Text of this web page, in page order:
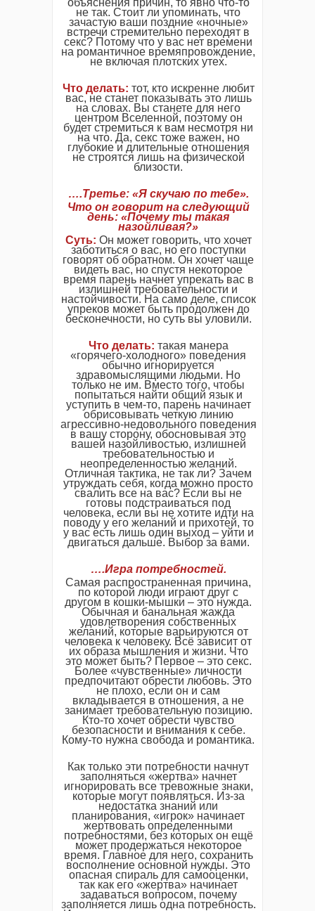
объяснения причин, то явно что-то
не так. Стоит ли упоминать, что
зачастую ваши поздние «ночные»
встречи стремительно переходят в
cекc? Потому что у вас нет времени
на романтичное времяпровождение,
не включая плотских утех.
Что делать: тот, кто искренне любит
вас, не станет показывать это лишь
на словах. Вы станете для него
центром Вселенной, поэтому он
будет стремиться к вам несмотря ни
на что. Да, cекc тоже важен, но
глубокие и длительные отношения
не строятся лишь на физической
близости.
….Третье: «Я скучаю по тебе».
Что он говорит на следующий
день: «Почему ты такая
назойливая?»
Суть: Он может говорить, что хочет
заботиться о вас, но его поступки
говорят об обратном. Он хочет чаще
видеть вас, но спустя некоторое
время парень начнет упрекать вас в
излишней требовательности и
настойчивости. На само деле, список
упреков может быть продолжен до
бесконечности, но суть вы уловили.
Что делать: такая манера
«горячего-холодного» поведения
обычно игнорируется
здравомыслящими людьми. Но
только не им. Вместо того, чтобы
попытаться найти общий язык и
уступить в чем-то, парень начинает
обрисовывать четкую линию
агрессивно-недовольного поведения
в вашу сторону, обосновывая это
вашей назойливостью, излишней
требовательностью и
неопределенностью желаний.
Отличная тактика, не так ли? Зачем
утруждать себя, когда можно просто
свалить все на вас? Если вы не
готовы подстраиваться под
человека, если вы не хотите идти на
поводу у его желаний и прихотей, то
у вас есть лишь один выход – уйти и
двигаться дальше. Выбор за вами.
….Игра потребностей.
Самая распространенная причина,
по которой люди играют друг с
другом в кошки-мышки – это нужда.
Обычная и банальная жажда
удовлетворения собственных
желаний, которые варьируются от
человека к человеку. Всё зависит от
их образа мышления и жизни. Что
это может быть? Первое – это секс.
Более «чувственные» личности
предпочитают обрести любовь. Это
не плохо, если он и сам
вкладывается в отношения, а не
занимает требовательную позицию.
Кто-то хочет обрести чувство
безопасности и внимания к себе.
Кому-то нужна свобода и романтика.
Как только эти потребности начнут
заполняться «жертва» начнет
игнорировать все тревожные знаки,
которые могут появляться. Из-за
недостатка знаний или
планирования, «игрок» начинает
жертвовать определенными
потребностями, без которых он ещё
может продержаться некоторое
время. Главное для него, сохранить
восполнение основной нужды. Это
опасная спираль для самооценки,
так как его «жертва» начинает
задаваться вопросом, почему
заполняется лишь одна потребность.